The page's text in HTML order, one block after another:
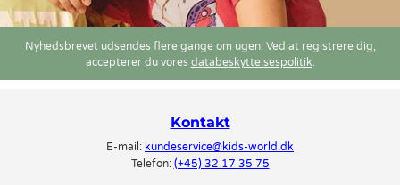
Nyhedsbrevet udsendes flere gange om ugen. Ved at registrere dig,
accepterer du vores databeskyttelsespolitik.
Kontakt
E-mail: kundeservice@kids-world.dk
Telefon: (+45) 32 17 35 75